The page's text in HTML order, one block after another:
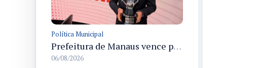
Política Municipal
Prefeitura de Manaus vence prêmio nacional na categoria Estágio e recebe troféu em São Paulo
06/08/2026